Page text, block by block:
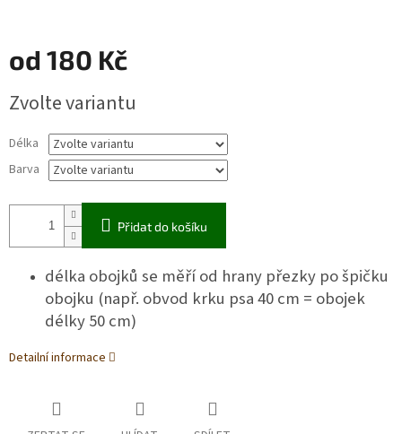
od 180 Kč
cena:
Zvolte variantu
Délka
Barva
Přidat do košíku
délka obojků se měří od hrany přezky po špičku
obojku (např. obvod krku psa 40 cm = obojek
délky 50 cm)
Detailní informace